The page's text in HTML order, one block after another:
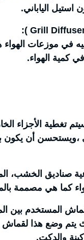
استيل الياباني.
في موزعات الهواء
كمية الهواء.
تغطية الأجزاء
صناديق الخشب،
كما هي مصممة
المستخدم بين
يتم وضع هذا لقماش
والدكت.